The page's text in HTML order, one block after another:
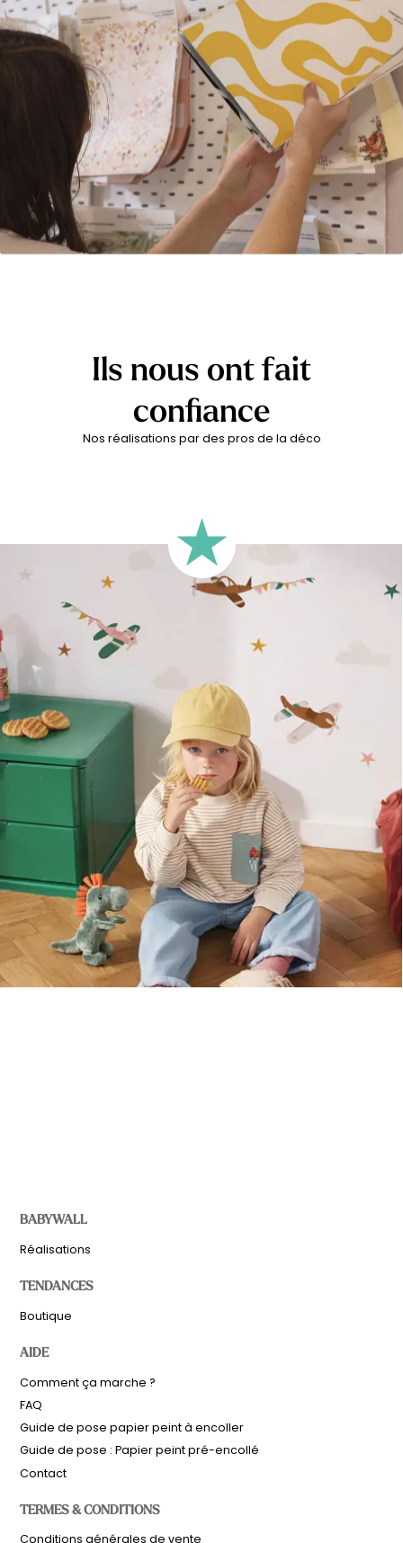
Ils nous ont fait
confiance
Nos réalisations par des pros de la déco
BABYWALL
Réalisations
TENDANCES
Boutique
AIDE
Comment ça marche ?
FAQ
Guide de pose papier peint à encoller
Guide de pose : Papier peint pré-encollé
Contact
TERMES & CONDITIONS
Conditions générales de vente